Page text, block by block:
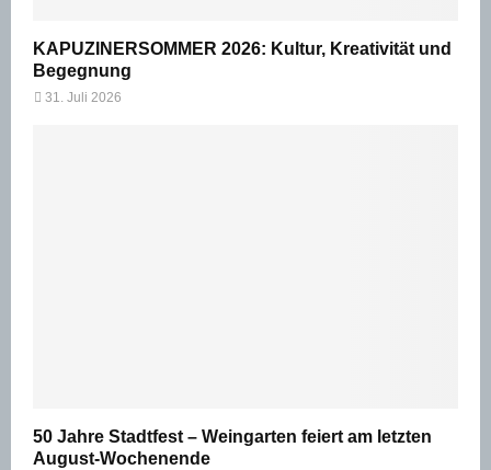
KAPUZINERSOMMER 2026: Kultur, Kreativität und
Begegnung
31. Juli 2026
50 Jahre Stadtfest – Weingarten feiert am letzten
August-Wochenende